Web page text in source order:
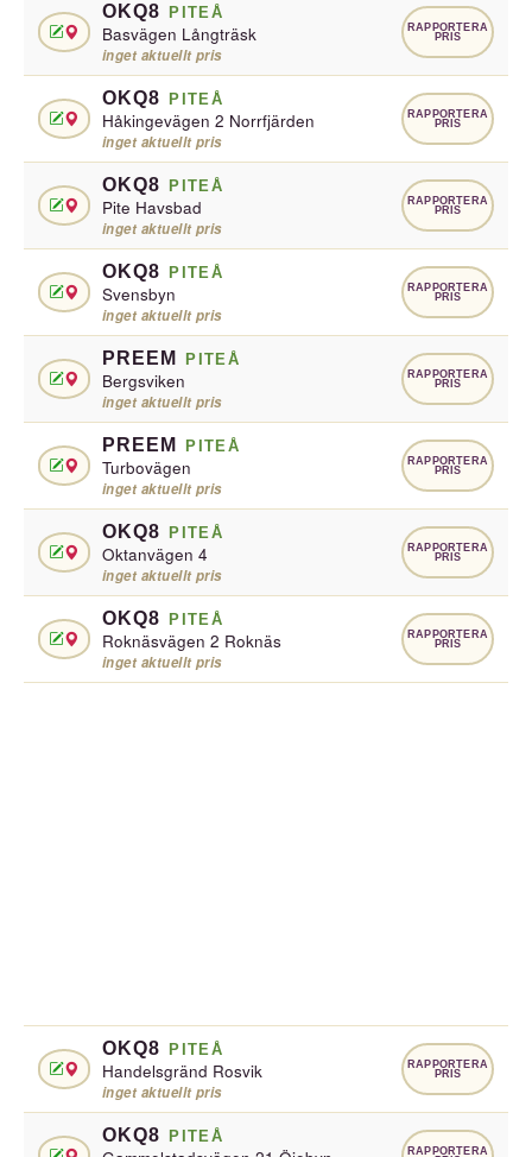
OKQ8 PITEÅ
Basvägen Långträsk
inget aktuellt pris
RAPPORTERA
PRIS
OKQ8 PITEÅ
Håkingevägen 2 Norrfjärden
inget aktuellt pris
RAPPORTERA
PRIS
OKQ8 PITEÅ
Pite Havsbad
inget aktuellt pris
RAPPORTERA
PRIS
OKQ8 PITEÅ
Svensbyn
inget aktuellt pris
RAPPORTERA
PRIS
PREEM PITEÅ
Bergsviken
inget aktuellt pris
RAPPORTERA
PRIS
PREEM PITEÅ
Turbovägen
inget aktuellt pris
RAPPORTERA
PRIS
OKQ8 PITEÅ
Oktanvägen 4
inget aktuellt pris
RAPPORTERA
PRIS
OKQ8 PITEÅ
Roknäsvägen 2 Roknäs
inget aktuellt pris
RAPPORTERA
PRIS
OKQ8 PITEÅ
Handelsgränd Rosvik
inget aktuellt pris
RAPPORTERA
PRIS
OKQ8 PITEÅ
RAPPORTERA